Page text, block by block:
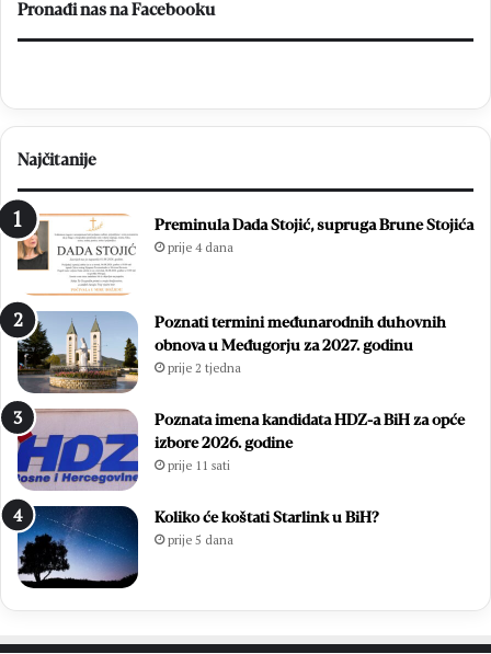
Pronađi nas na Facebooku
Najčitanije
Preminula Dada Stojić, supruga Brune Stojića
prije 4 dana
Poznati termini međunarodnih duhovnih
obnova u Međugorju za 2027. godinu
prije 2 tjedna
Poznata imena kandidata HDZ-a BiH za opće
izbore 2026. godine
prije 11 sati
Koliko će koštati Starlink u BiH?
prije 5 dana